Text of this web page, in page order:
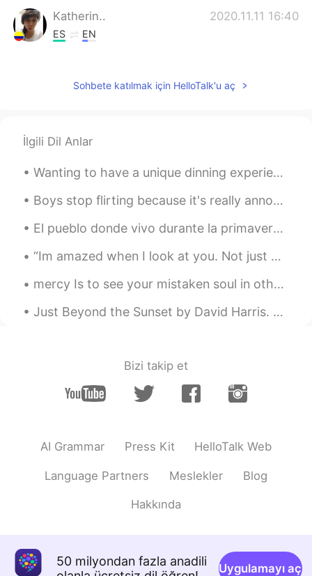
Katherin.. 2020.11.11 16:40
ES EN
poco te acostumbras.
Davinson 2020.11.11 16:34
ES EN
Eso puede pasar también al practicar
inglés, ten en cuenta que ella escucha
24/7 un nativo y tu unas pocas horas al
ES EN
あたらしいあさ
JP
4 años empieza a hablar en segundo
¡por qué!
Cuando hablas con una chica en
plano mejor que tú 😭😭😢😢 pero
Sohbete katılmak için HelloTalk'u aç
İlgili Dil Anlar
Wanting to have a unique dinning experience in Fremantle, Western Australia? Book a table at ’T...
Boys stop flirting because it's really annoying! I am here to learn and improve my Spanish, not t...
El pueblo donde vivo durante la primavera 😌 Los árboles de cereza se extienden por 3 millas por e...
“Im amazed when I look at you. Not just because of your looks, but because of the fact that every...
mercy Is to see your mistaken soul in others that God has hidden from everyone. Then you will r...
Just Beyond the Sunset by David Harris. Just beyond the sunset Someone waits for me Just beyond...
Bizi takip et
AI Grammar Press Kit HelloTalk Web
Language Partners Meslekler Blog
Hakkında
50 milyondan fazla anadili
Uygulamayı aç